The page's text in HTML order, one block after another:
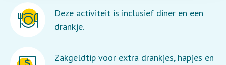
Deze activiteit is inclusief diner en een
drankje.
Zakgeldtip voor extra drankjes, hapjes en